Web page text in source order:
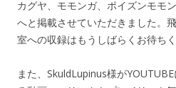
カグヤ、モモンガ、ポイズンモモ
へと掲載させていただきました。
室への収録はもうしばらくお待ちく
また、SkuldLupinus様が